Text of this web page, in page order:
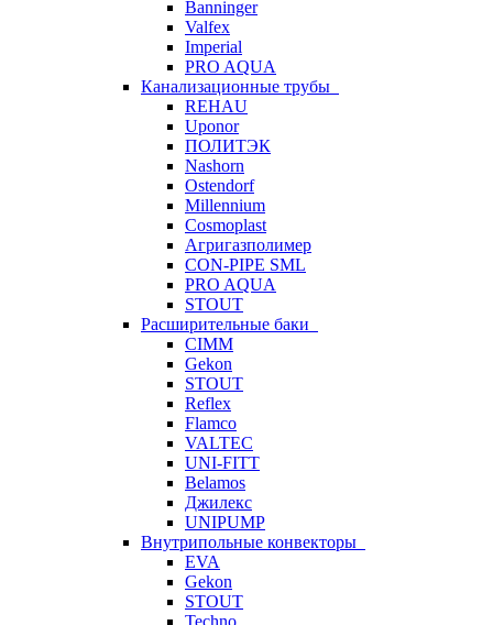
Banninger
Valfex
Imperial
PRO AQUA
Канализационные трубы
REHAU
Uponor
ПОЛИТЭК
Nashorn
Ostendorf
Millennium
Cosmoplast
Агригазполимер
CON-PIPE SML
PRO AQUA
STOUT
Расширительные баки
CIMM
Gekon
STOUT
Reflex
Flamco
VALTEC
UNI-FITT
Belamos
Джилекс
UNIPUMP
Внутрипольные конвекторы
EVA
Gekon
STOUT
Techno